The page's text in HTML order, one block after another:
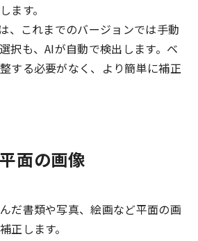
ます。
、これまでのバージョンでは手動
択も、AIが自動で検出します。ベ
する必要がなく、より簡単に補正
平面の画像
だ書類や写真、絵画など平面の画
正します。